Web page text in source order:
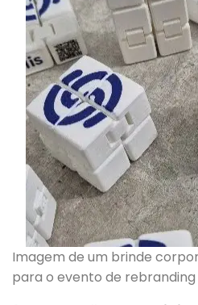
Imagem de um brinde
para o evento de rebranding